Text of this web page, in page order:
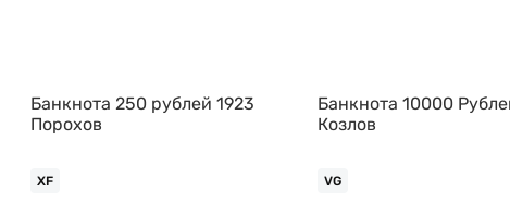
Банкнота 250 рублей 1923
Порохов
XF
Банкнота 10000
Козлов
VG